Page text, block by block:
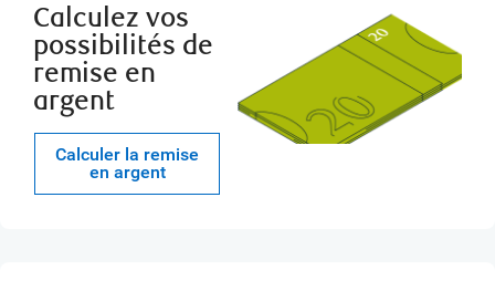
Calculez vos
possibilités de
remise en
argent
Calculer la remise
en argent